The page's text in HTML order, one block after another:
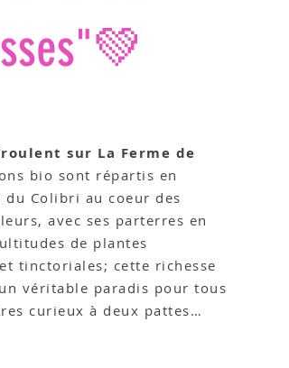
sur La Ferme de
bio sont répartis en
Colibri au coeur des
avec ses parterres en
de plantes
tinctoriales; cette richesse
véritable paradis pour tous
curieux à deux pattes…